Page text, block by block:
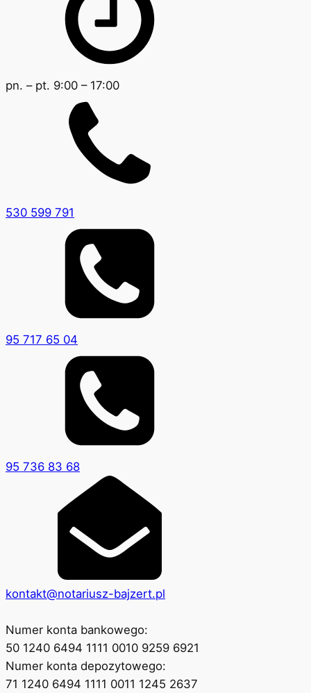
pn. – pt. 9:00 – 17:00
530 599 791
95 717 65 04
95 736 83 68
kontakt@notariusz-bajzert.pl
Numer konta bankowego:
50 1240 6494 1111 0010 9259 6921
Numer konta depozytowego:
71 1240 6494 1111 0011 1245 2637